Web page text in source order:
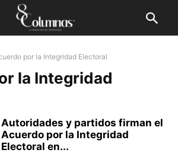
por la Integridad Electoral
la Integridad
Autoridades y partidos firman el
Acuerdo por la Integridad
Electoral en...